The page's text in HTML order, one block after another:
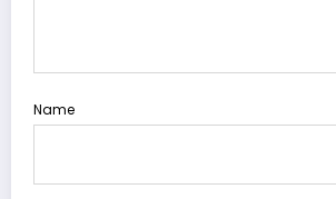
Name